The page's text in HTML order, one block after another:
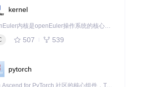
kernel
openEuler内核是openEuler操作系统的核心，既是系统性能与稳定性的基石，也是连接处理器、设备与服务的桥梁。
507 539
pytorch
作为 Ascend for PyTorch 社区的核心组件，TorchNPU 是昇腾专为 PyTorch 打造的深度学习适配插件，使 PyTorch 框架能够直接调用昇腾 NPU，为开发者提供昇腾 AI 处理器的超强算力。